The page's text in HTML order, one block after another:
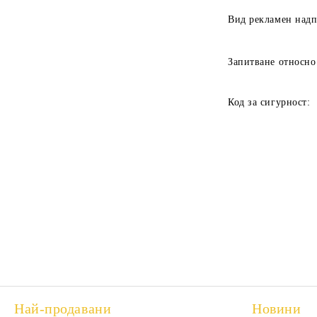
Вид рекламен
Запитване относно
Код за сигурност:
Най-продавани Новини